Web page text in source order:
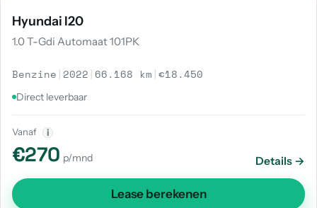
Hyundai I20
1.0 T-Gdi Automaat 101PK
Benzine | 2022 | 66.168 km |€18.450
Direct leverbaar
Vanaf i
€270 p/mnd Details →
Lease berekenen